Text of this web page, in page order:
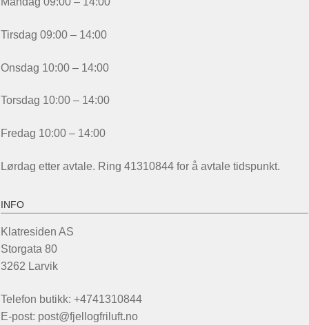
Tirsdag 09:00 – 14:00
Onsdag 10:00 – 14:00
Torsdag 10:00 – 14:00
Fredag 10:00 – 14:00
Lørdag etter avtale. Ring 41310844 for å avtale tidspunkt.
INFO
Klatresiden AS
Storgata 80
3262 Larvik
Telefon butikk: +4741310844
E-post: post@fjellogfriluft.no